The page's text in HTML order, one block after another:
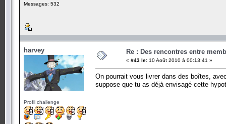
Messages: 532
harvey
Profil challenge
Re : Des rencontres entre
« #43 le: 10 Août 2010 à 00:13:41 »
On pourrait vous livrer dans des boîtes,
suppose que tu as déjà envisagé cette